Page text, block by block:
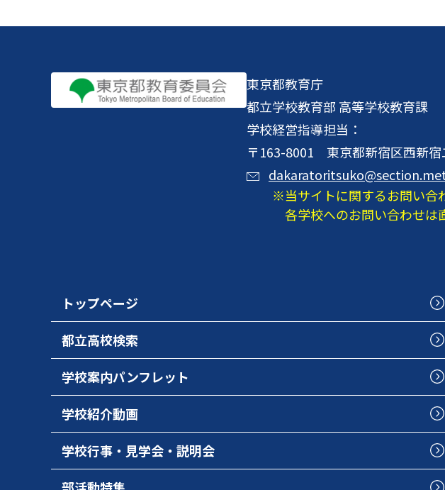
東京都教育庁
都立学校教育部 高等学校教育課
学校経営指導担当：
〒163-8001 東京都新宿区西新宿
当サイトに関するお問い
各学校へのお問い合わせは
トップページ
都立高校検索
学校案内パンフレット
学校紹介動画
学校行事・見学会・説明会